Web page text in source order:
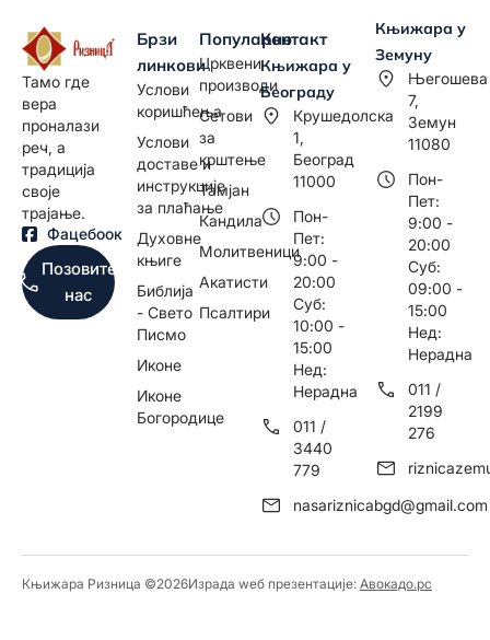
Тамо где
вера
проналази
реч, а
традиција
своје
трајање.
Фацебоок
Позовите
нас
Брзи
линкови
Услови
коришћења
Услови
доставе и
инструкције
за плаћање
Духовне
књиге
Библија
- Свето
Писмо
Иконе
Иконе
Богородице
Популарно
Црквени
производи
Сетови
за
крштење
Тамјан
Кандила
Молитвеници
Акатисти
Псалтири
Контакт
Књижара у
Београду
Крушедолска
1,
Београд
11000
Пон-
Пет:
9:00 -
20:00
Суб:
10:00 -
15:00
Нед:
Нерадна
011 /
3440
779
nasariznicabgd@gmail.com
Књижара у
Земуну
Његошева
7,
Земун
11080
Пон-
Пет:
9:00 -
20:00
Суб:
09:00 -
15:00
Нед:
Нерадна
011 /
2199
276
Књижара Ризница ©️2026Израда wеб презентације: Авокадо.рс